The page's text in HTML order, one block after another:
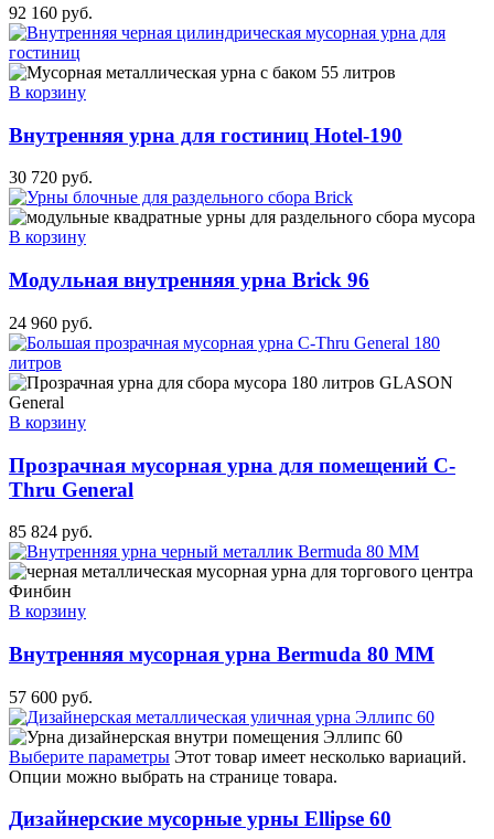
92 160 руб.
В корзину
Внутренняя урна для гостиниц Hotel-190
30 720 руб.
В корзину
Модульная внутренняя урна Brick 96
24 960 руб.
В корзину
Прозрачная мусорная урна для помещений C-
Thru General
85 824 руб.
В корзину
Внутренняя мусорная урна Bermuda 80 MM
57 600 руб.
Выберите параметры Этот товар имеет несколько вариаций.
Опции можно выбрать на странице товара.
Дизайнерские мусорные урны Ellipse 60